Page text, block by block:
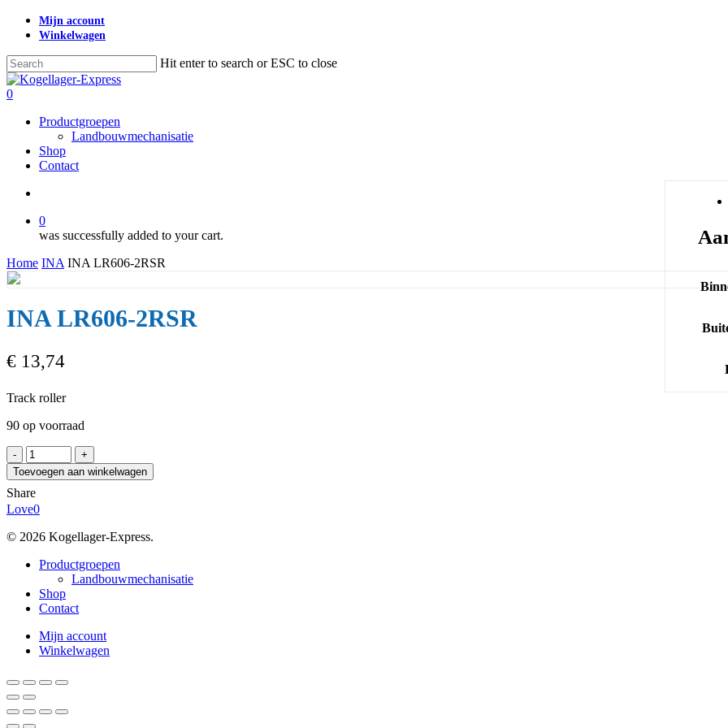
Skip
content
Mijn account
Winkelwagen
Hit enter to search or ESC to close
Close
Search
search
0
Productgroepen
Landbouwmechanisatie
Shop
Contact
0
was successfully added to your cart.
Home INA INA LR606-2RSR
INA LR606-2RSR
€ 13,74
Track roller
90 op voorraad
INA
LR606-
2RSR
aantal
Toevoegen aan winkelwagen
Share
Love0
© 2026 Kogellager-Express.
Close
Productgroepen
Landbouwmechanisatie
Shop
Contact
Mijn account
Winkelwagen